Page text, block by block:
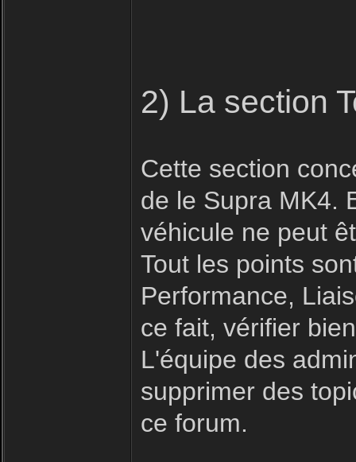
2) La section
Cette section
de le Supra MK4.
véhicule ne peut
Tout les points
Performance,
ce fait, vérifier
L'équipe des
supprimer des
ce forum.